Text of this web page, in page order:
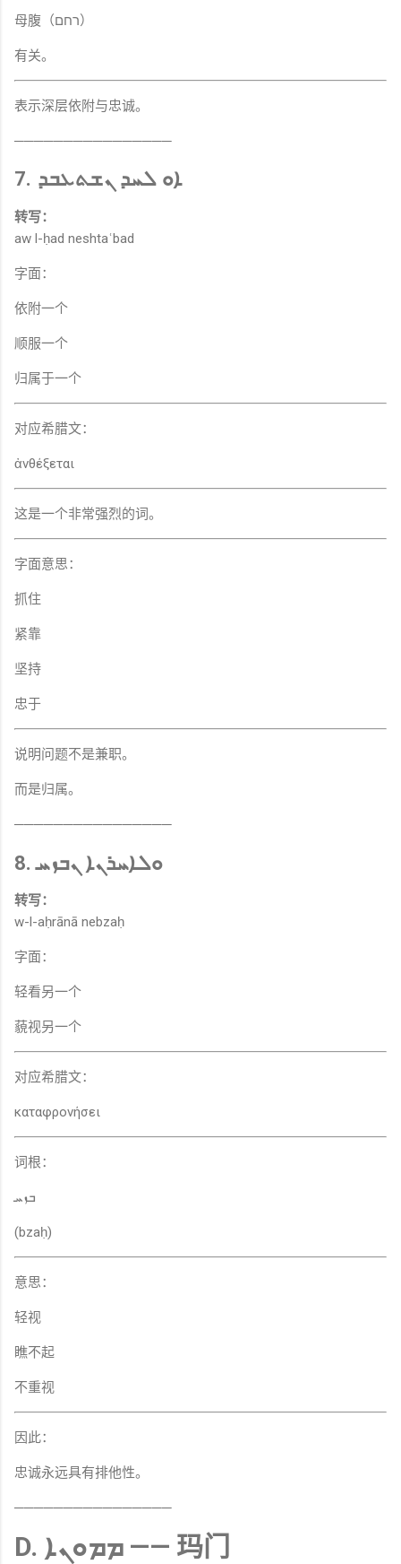
母腹（רחם）
有关。
表示深层依附与忠诚。
────────────────
7. ܐܘ ܠܚܕ ܢܫܬܥܒܕ
转写：
aw l-ḥad neshtaʿbad
字面：
依附一个
顺服一个
归属于一个
对应希腊文：
ἀνθέξεται
这是一个非常强烈的词。
字面意思：
抓住
紧靠
坚持
忠于
说明问题不是兼职。
而是归属。
────────────────
8. ܘܠܐܚܪܢܐ ܢܒܙܚ
转写：
w-l-aḥrānā nebzaḥ
字面：
轻看另一个
藐视另一个
对应希腊文：
καταφρονήσει
词根：
ܒܙܚ
(bzaḥ)
意思：
轻视
瞧不起
不重视
因此：
忠诚永远具有排他性。
────────────────
D. ܡܡܘܢܐ —— 玛门